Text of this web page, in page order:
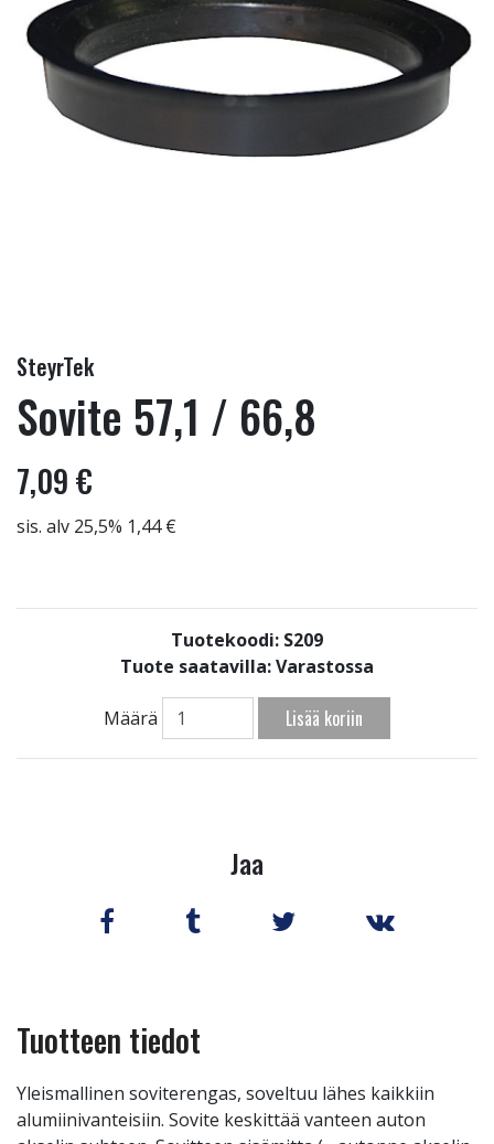
SteyrTek
Sovite 57,1 / 66,8
7,09 €
sis. alv 25,5% 1,44 €
Tuotekoodi: S209
Tuote saatavilla:Varastossa
Määrä Lisää koriin
Jaa
Tuotteen tiedot
Yleismallinen soviterengas, soveltuu lähes kaikkiin
alumiinivanteisiin. Sovite keskittää vanteen auton